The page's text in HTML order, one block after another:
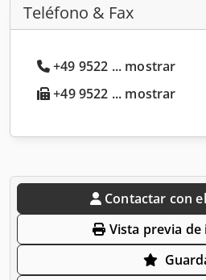
Teléfono & Fax
+49 9522 ... mostrar
+49 9522 ... mostrar
Contactar con
Vista previa